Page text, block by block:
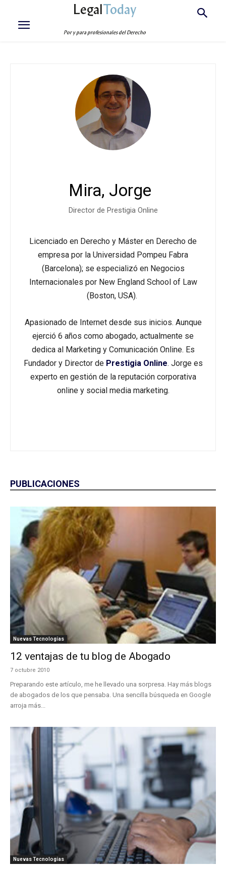
LegalToday
Por y para profesionales del Derecho
Mira, Jorge
Director de Prestigia Online
Licenciado en Derecho y Máster en Derecho de
empresa por la Universidad Pompeu Fabra
(Barcelona); se especializó en Negocios
Internacionales por New England School of Law
(Boston, USA).
Apasionado de Internet desde sus inicios. Aunque
ejerció 6 años como abogado, actualmente se
dedica al Marketing y Comunicación Online. Es
Fundador y Director de Prestigia Online. Jorge es
experto en gestión de la reputación corporativa
online y social media marketing.
PUBLICACIONES
Nuevas Tecnologías
12 ventajas de tu blog de Abogado
7 octubre 2010
Preparando este artículo, me he llevado una sorpresa. Hay más blogs
de abogados de los que pensaba. Una sencilla búsqueda en Google
arroja más...
Nuevas Tecnologías